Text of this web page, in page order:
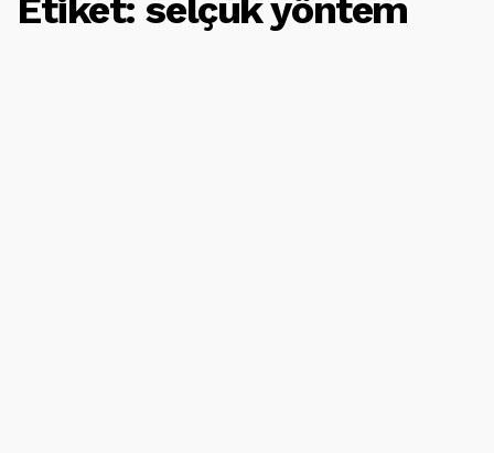
Etiket: selçuk yöntem